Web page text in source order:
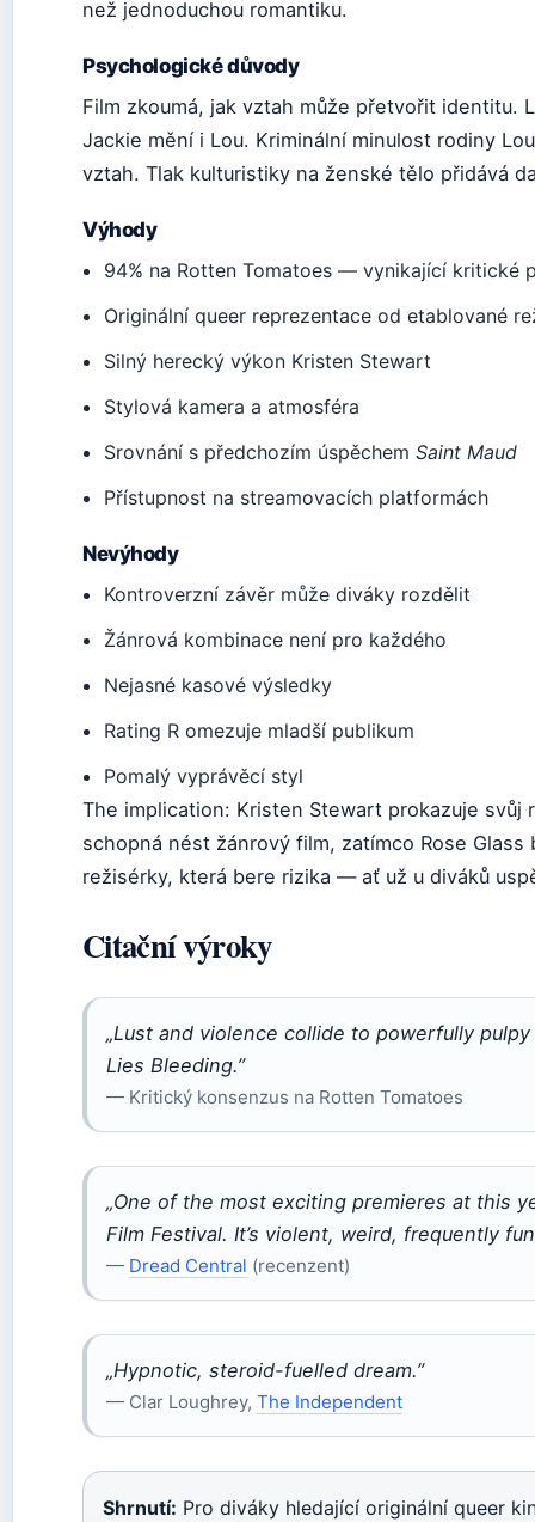
než jednoduchou romantiku.
Psychologické důvody
Film zkoumá, jak vztah může přetvořit identitu.
Jackie mění i Lou. Kriminální minulost rodiny
vztah. Tlak kulturistiky na ženské tělo přidává
Výhody
94% na Rotten Tomatoes — vynikající kritické
Originální queer reprezentace od etablované
Silný herecký výkon Kristen Stewart
Stylová kamera a atmosféra
Srovnání s předchozím úspěchemSaint Maud
Přístupnost na streamovacích platformách
Nevýhody
Kontroverzní závěr může diváky rozdělit
Žánrová kombinace není pro každého
Nejasné kasové výsledky
Rating R omezuje mladší publikum
Pomalý vyprávěcí styl
The implication: Kristen Stewart prokazuje svůj
schopná nést žánrový film, zatímco Rose Glass
režisérky, která bere rizika — ať už u diváků
Citační výroky
„Lust and violence collide to powerfully
Lies Bleeding.”
— Kritický konsenzus na Rotten Tomatoes
„One of the most exciting premieres at this
Film Festival. It’s violent, weird, frequently
— Dread Central (recenzent)
„Hypnotic, steroid-fuelled dream.”
— Clar Loughrey, The Independent
Shrnutí: Pro diváky hledající originální queer